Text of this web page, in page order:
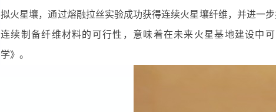
拟火星壤，通过熔融拉丝实验成功获得连续火星壤纤维，并进一
连续制备纤维材料的可行性，意味着在未来火星基地建设中
学》。